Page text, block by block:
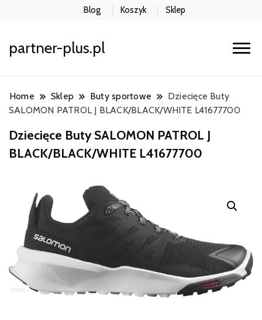
Blog Koszyk Sklep
partner-plus.pl
Home Sklep Buty sportowe
Dziecięce Buty
SALOMON PATROL J BLACK/BLACK/WHITE L41677700
Dziecięce Buty SALOMON PATROL J
BLACK/BLACK/WHITE L41677700